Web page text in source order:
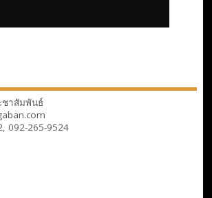
ชาสัมพันธ์
092-265-9524